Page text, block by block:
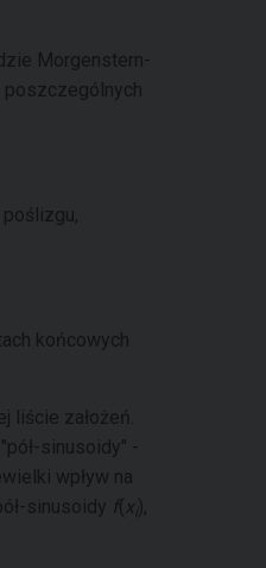
Morgenstern-
poszczególnych
końcowych
liście założeń.
sinusoidy" -
wpływ na
sinusoidy f( xi),